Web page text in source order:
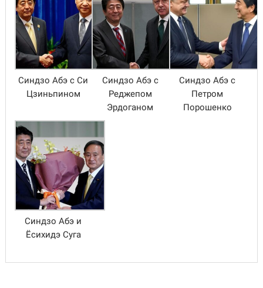
Синдзо Абэ с Си
Цзиньпином
Синдзо Абэ с
Реджепом
Эрдоганом
Синдзо Абэ с
Петром
Порошенко
Синдзо Абэ и
Ёсихидэ Суга